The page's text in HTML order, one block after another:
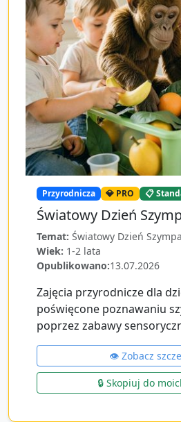
Przyrodnicza 💎 PRO 📋
Światowy Dzień
Temat: Światowy Dzień
Wiek: 1-2 lata
Opublikowano:13.07.2026
Zajęcia przyrodnicze dla
poświęcone poznawaniu
poprzez zabawy
👁️ Zobacz
🔒 Skopiuj do